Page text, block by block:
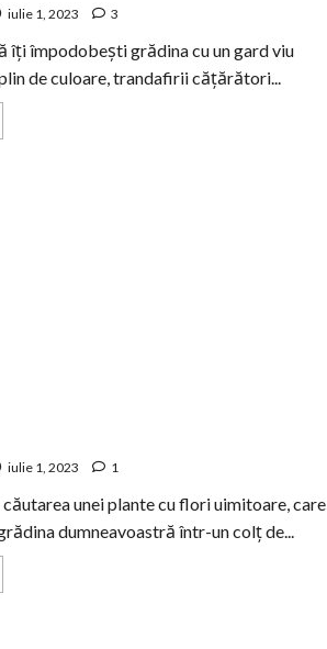
iulie 1, 2023 3
îți împodobești grădina cu un gard viu
de culoare, trandafirii cățărători...
iulie 1, 2023 1
unei plante cu flori uimitoare, care
dumneavoastră într-un colț de...